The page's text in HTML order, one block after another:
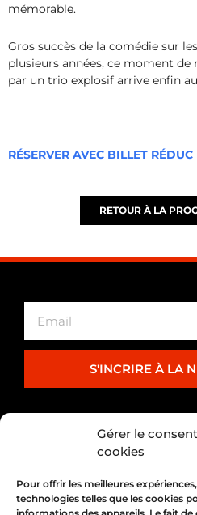
Gérer le
cookies
Pour offrir les meilleures
technologies telles que les cookies
mémorable.
Gros succès de la comédie sur
plusieurs années, ce moment
par un trio explosif arrive enfin au
RÉSERVER AVEC BILLET RÉDUC
RETOUR À LA
S'INCRIRE À LA